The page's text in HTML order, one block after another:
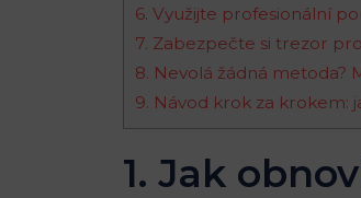
6. Využijte profesionální
7. Zabezpečte si trezor
8. Nevolá žádná metoda?
9. Návod krok za krokem:
1. Jak